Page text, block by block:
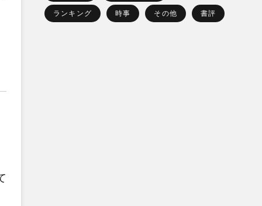
ランキング 時事 その他 書評